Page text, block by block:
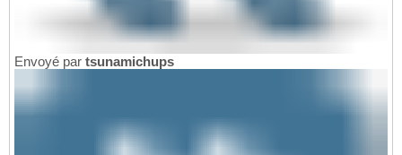
Envoyé par tsunamichups